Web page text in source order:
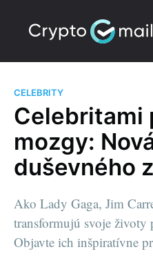
CELEBRITY
Celebritami
mozgy:
duševného
Ako Lady Gaga, Jim
transformujú svoje životy
Objavte ich inšpiratívne